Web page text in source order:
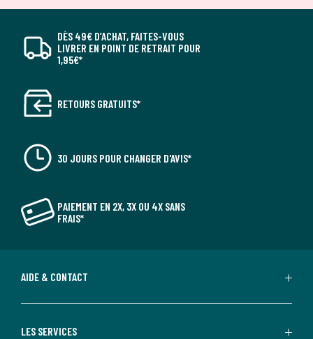
DÈS 49€ D’ACHAT, FAITES-VOUS
LIVRER EN POINT DE RETRAIT POUR
1,95€*
RETOURS GRATUITS*
30 JOURS POUR CHANGER D'AVIS*
PAIEMENT EN 2X, 3X OU 4X SANS
FRAIS*
AIDE & CONTACT
LES SERVICES